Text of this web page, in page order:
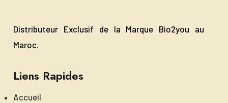
Distributeur Exclusif de la Marque Bio2you au
Maroc.
Liens Rapides
Accueil